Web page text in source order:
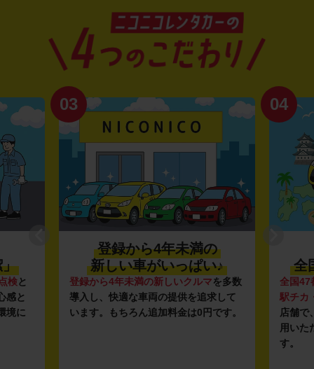
」
検と
感と
境に
03
登録から4年未満の
新しい車がいっぱい♪
登録から4年未満の新しいクルマを多数
導入し、快適な車両の提供を追求して
います。もちろん追加料金は0円です。
04
全
全国47
駅チカ
店舗で
用いた
す。